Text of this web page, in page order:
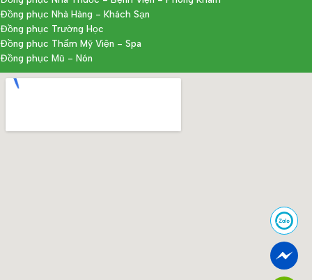
Đồng phục Nhà Hàng - Khách Sạn
Đồng phục Trường Học
Đồng phục Thẩm Mỹ Viện - Spa
Đồng phục Mũ - Nón